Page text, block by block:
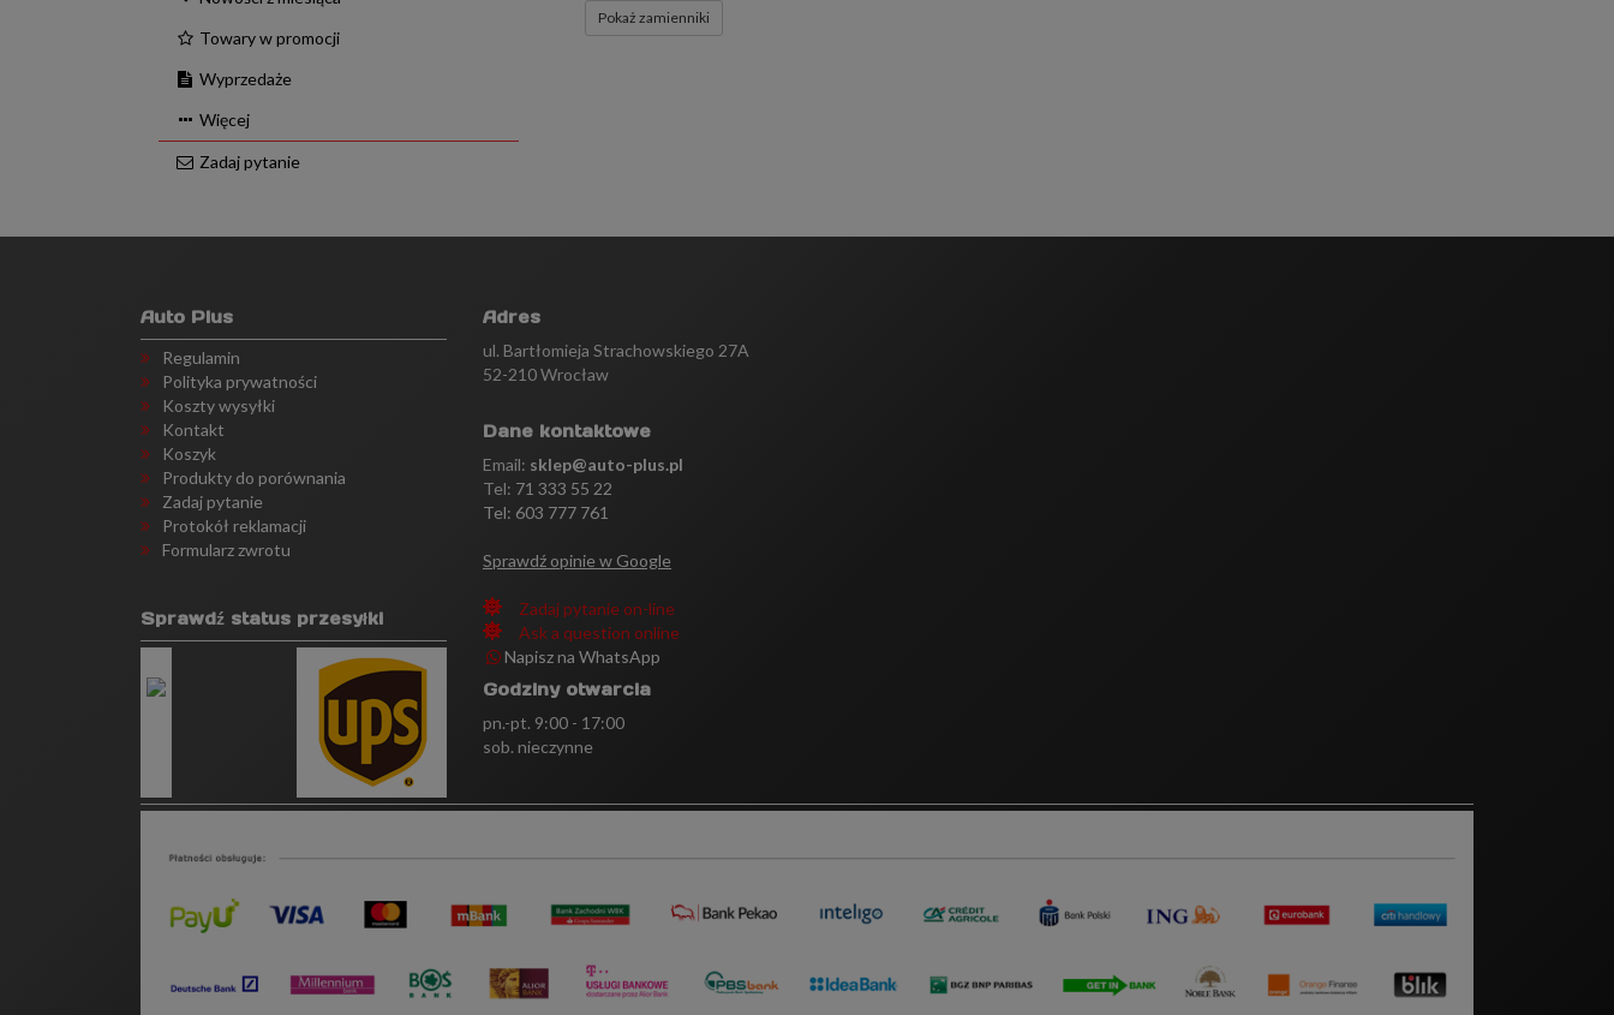
Towary w promocji
Wyprzedaże
Więcej
Zadaj pytanie
Pokaż zamienniki
Auto Plus
Regulamin
Polityka prywatności
Koszty wysyłki
Kontakt
Koszyk
Produkty do porównania
Zadaj pytanie
Protokół reklamacji
Formularz zwrotu
Sprawdź status przesyłki
Adres
ul. Bartłomieja Strachowskiego 27A
52-210 Wrocław
Dane kontaktowe
Email: sklep@auto-plus.pl
Tel: 71 333 55 22
Tel: 603 777 761
Sprawdź opinie w Google
Zadaj pytanie on-line
Ask a question online
Napisz na WhatsApp
Godziny otwarcia
pn.-pt. 9:00 - 17:00
sob. nieczynne